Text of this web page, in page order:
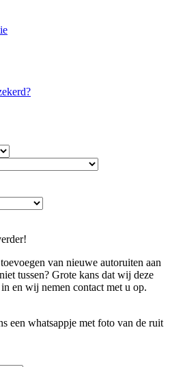
van nieuwe autoruiten aan
tussen? Grote kans dat wij deze
en wij nemen contact met u op.
een whatsappje met foto van de ruit